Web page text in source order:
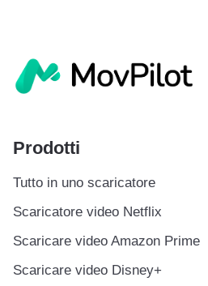
Prodotti
Tutto in uno scaricatore
Scaricatore video Netflix
Scaricare video Amazon Prime
Scaricare video Disney+